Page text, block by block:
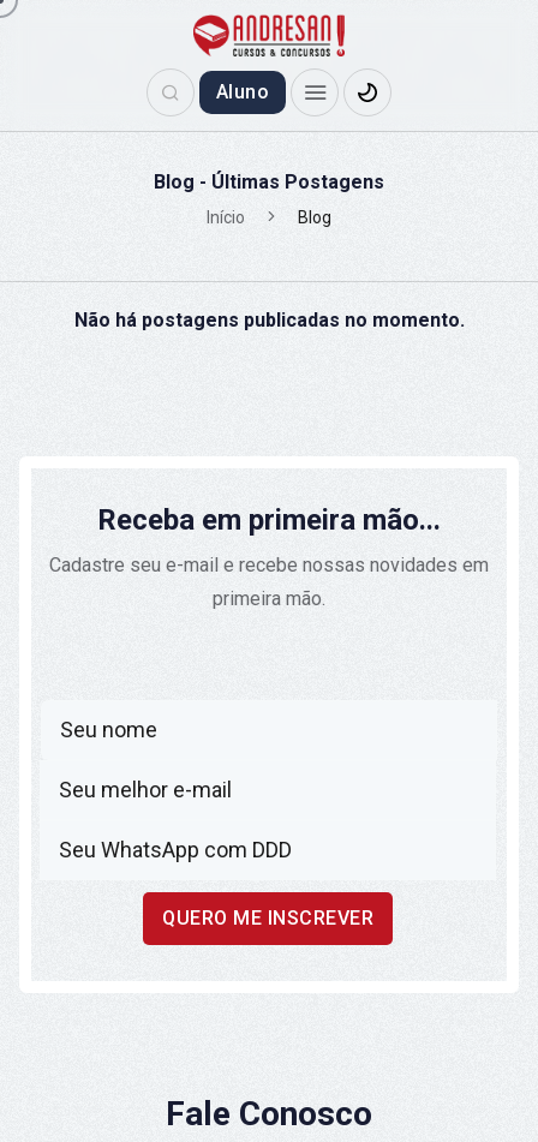
Aluno
Blog - Últimas Postagens
Início Blog
Não há postagens publicadas no momento.
Receba em primeira mão...
Cadastre seu e-mail e recebe nossas novidades em
primeira mão.
QUERO ME INSCREVER
Fale Conosco